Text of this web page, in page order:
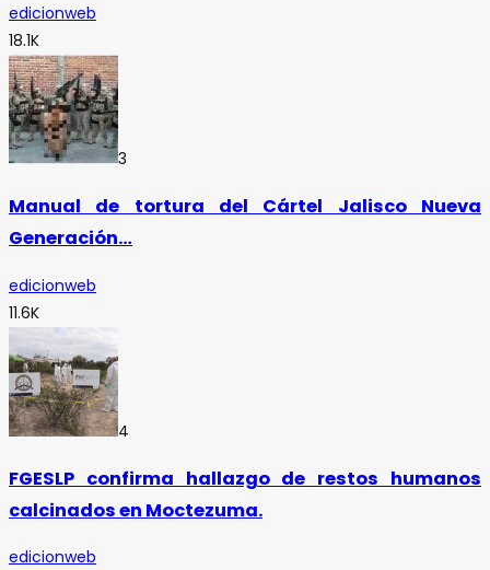
edicionweb
18.1K
3
Manual de tortura del Cártel Jalisco Nueva
Generación…
edicionweb
11.6K
4
FGESLP confirma hallazgo de restos humanos
calcinados en Moctezuma.
edicionweb